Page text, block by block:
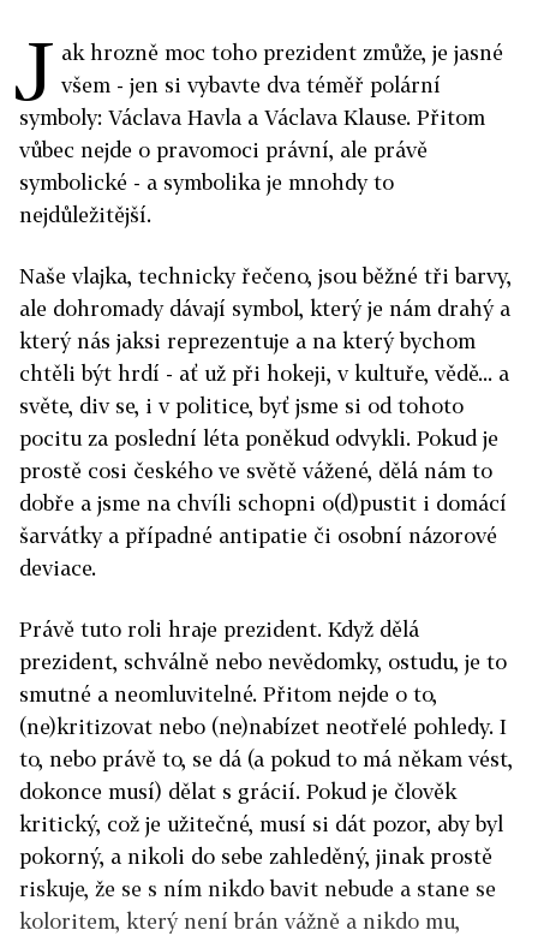
J ak hrozně moc toho prezident zmůže, je jasné
všem - jen si vybavte dva téměř polární
symboly: Václava Havla a Václava Klause. Přitom
vůbec nejde o pravomoci právní, ale právě
symbolické - a symbolika je mnohdy to
nejdůležitější.
Naše vlajka, technicky řečeno, jsou běžné tři barvy,
ale dohromady dávají symbol, který je nám drahý a
který nás jaksi reprezentuje a na který bychom
chtěli být hrdí - ať už při hokeji, v kultuře, vědě... a
světe, div se, i v politice, byť jsme si od tohoto
pocitu za poslední léta poněkud odvykli. Pokud je
prostě cosi českého ve světě vážené, dělá nám to
dobře a jsme na chvíli schopni o(d)pustit i domácí
šarvátky a případné antipatie či osobní názorové
deviace.
Právě tuto roli hraje prezident. Když dělá
prezident, schválně nebo nevědomky, ostudu, je to
smutné a neomluvitelné. Přitom nejde o to,
(ne)kritizovat nebo (ne)nabízet neotřelé pohledy. I
to, nebo právě to, se dá (a pokud to má někam vést,
dokonce musí) dělat s grácií. Pokud je člověk
kritický, což je užitečné, musí si dát pozor, aby byl
pokorný, a nikoli do sebe zahleděný, jinak prostě
riskuje, že se s ním nikdo bavit nebude a stane se
koloritem, který není brán vážně a nikdo mu,